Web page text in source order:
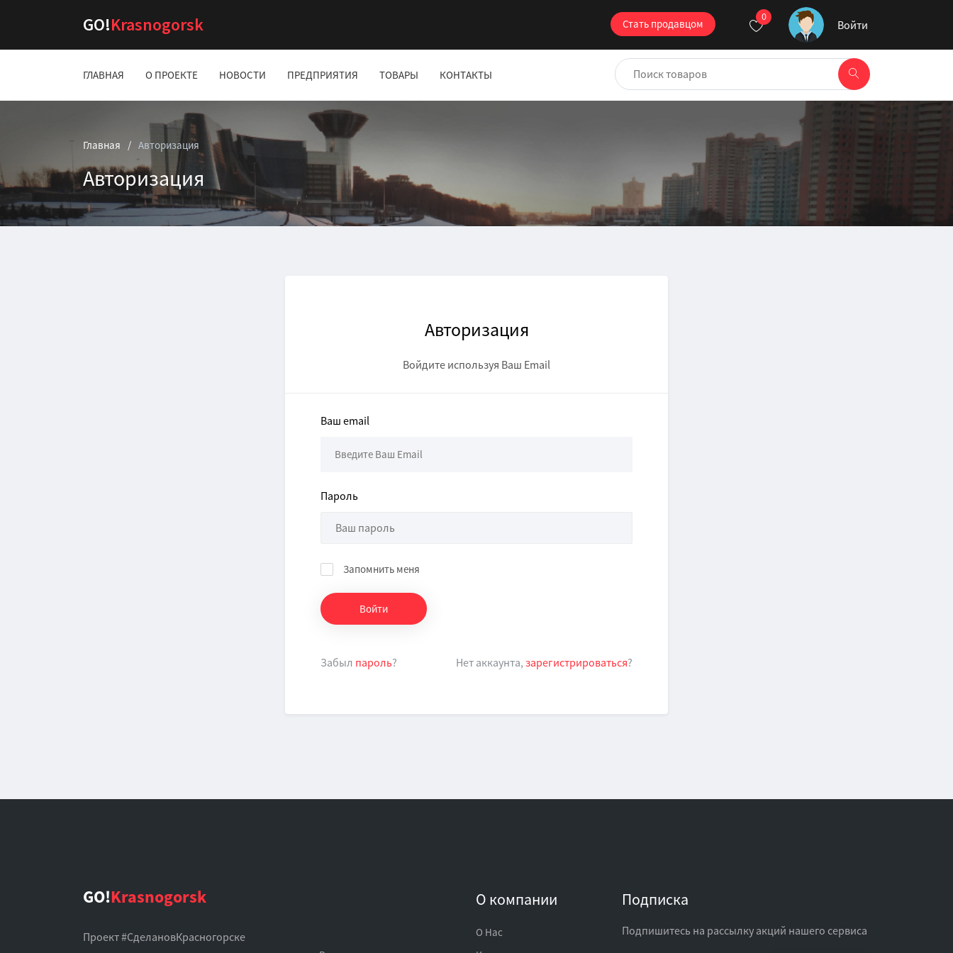
GO!Krasnogorsk Стать продавцом
0
Войти
ГЛАВНАЯ О ПРОЕКТЕ НОВОСТИ ПРЕДПРИЯТИЯ ТОВАРЫ КОНТАКТЫ
Главная Авторизация
Авторизация
Авторизация
Войдите используя Ваш Email
Ваш email
Пароль
Запомнить меня
Войти
Забыл пароль? Нет аккаунта, зарегистрироваться?
GO!Krasnogorsk
Проект #СделановКрасногорске
О компании
О Нас
Подписка
Подпишитесь на рассылку акций нашего сервиса